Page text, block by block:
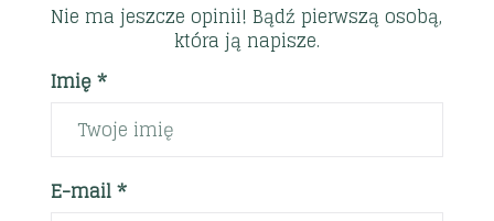
Nie ma jeszcze opinii! Bądź pierwszą osobą,
która ją napisze.
Imię *
E-mail *